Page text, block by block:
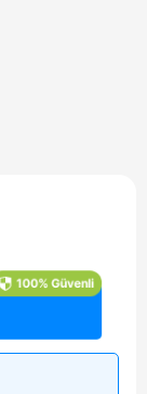
100% Güvenli